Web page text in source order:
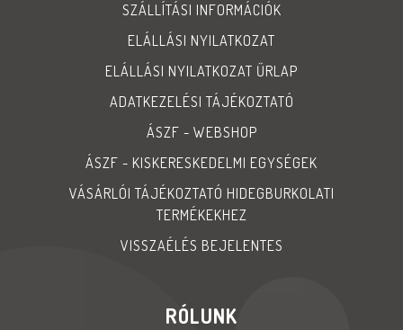
SZÁLLÍTÁSI INFORMÁCIÓK
ELÁLLÁSI NYILATKOZAT
ELÁLLÁSI NYILATKOZAT ŰRLAP
ADATKEZELÉSI TÁJÉKOZTATÓ
ÁSZF - WEBSHOP
ÁSZF - KISKERESKEDELMI EGYSÉGEK
VÁSÁRLÓI TÁJÉKOZTATÓ HIDEGBURKOLATI
TERMÉKEKHEZ
VISSZAÉLÉS BEJELENTES
RÓLUNK